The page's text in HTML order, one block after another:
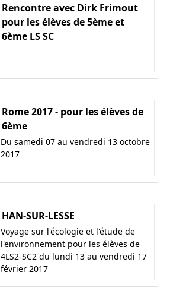
Rencontre avec Dirk Frimout
pour les élèves de 5ème et
6ème LS SC
Rome 2017 - pour les élèves de
6ème
Du samedi 07 au vendredi 13 octobre
2017
HAN-SUR-LESSE
Voyage sur l'écologie et l'étude de
l'environnement pour les élèves de
4LS2-SC2 du lundi 13 au vendredi 17
février 2017